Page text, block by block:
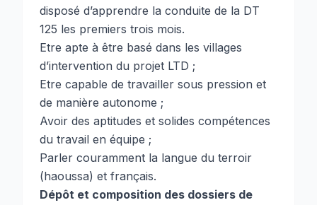
disposé d’apprendre la conduite de la DT
125 les premiers trois mois.
Etre apte à être basé dans les villages
d’intervention du projet LTD ;
Etre capable de travailler sous pression et
de manière autonome ;
Avoir des aptitudes et solides compétences
du travail en équipe ;
Parler couramment la langue du terroir
(haoussa) et français.
Dépôt et composition des dossiers de